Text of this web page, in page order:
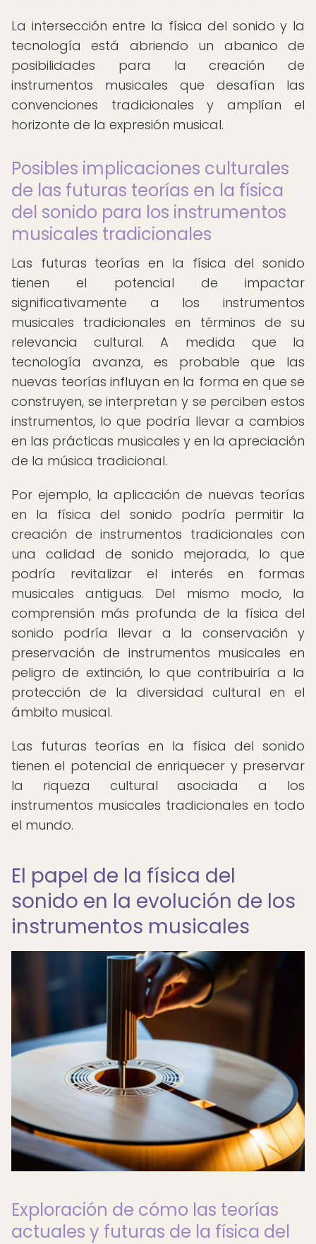
La intersección entre la física del sonido y la
tecnología está abriendo un abanico de
posibilidades para la creación de
instrumentos musicales que desafían las
convenciones tradicionales y amplían el
horizonte de la expresión musical.
Posibles implicaciones culturales
de las futuras teorías en la física
del sonido para los instrumentos
musicales tradicionales
Las futuras teorías en la física del sonido
tienen el potencial de impactar
significativamente a los instrumentos
musicales tradicionales en términos de su
relevancia cultural. A medida que la
tecnología avanza, es probable que las
nuevas teorías influyan en la forma en que se
construyen, se interpretan y se perciben estos
instrumentos, lo que podría llevar a cambios
en las prácticas musicales y en la apreciación
de la música tradicional.
Por ejemplo, la aplicación de nuevas teorías
en la física del sonido podría permitir la
creación de instrumentos tradicionales con
una calidad de sonido mejorada, lo que
podría revitalizar el interés en formas
musicales antiguas. Del mismo modo, la
comprensión más profunda de la física del
sonido podría llevar a la conservación y
preservación de instrumentos musicales en
peligro de extinción, lo que contribuiría a la
protección de la diversidad cultural en el
ámbito musical.
Las futuras teorías en la física del sonido
tienen el potencial de enriquecer y preservar
la riqueza cultural asociada a los
instrumentos musicales tradicionales en todo
el mundo.
El papel de la física del
sonido en la evolución de los
instrumentos musicales
Exploración de cómo las teorías
actuales y futuras de la física del